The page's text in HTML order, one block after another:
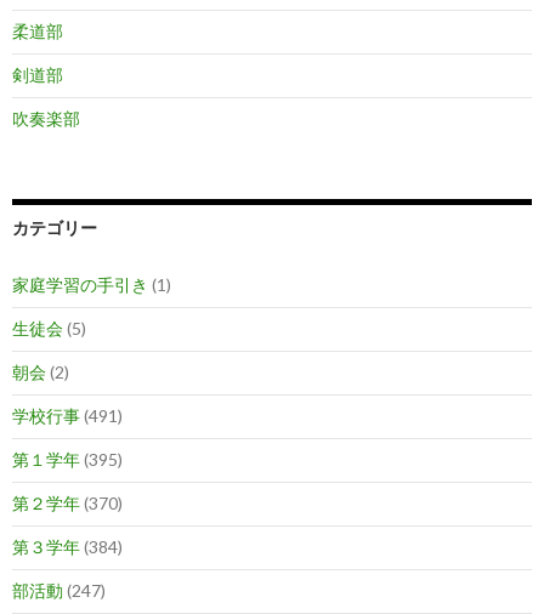
柔道部
剣道部
吹奏楽部
カテゴリー
家庭学習の手引き (1)
生徒会(5)
朝会(2)
学校行事(491)
第１学年(395)
第２学年(370)
第３学年(384)
部活動 (247)